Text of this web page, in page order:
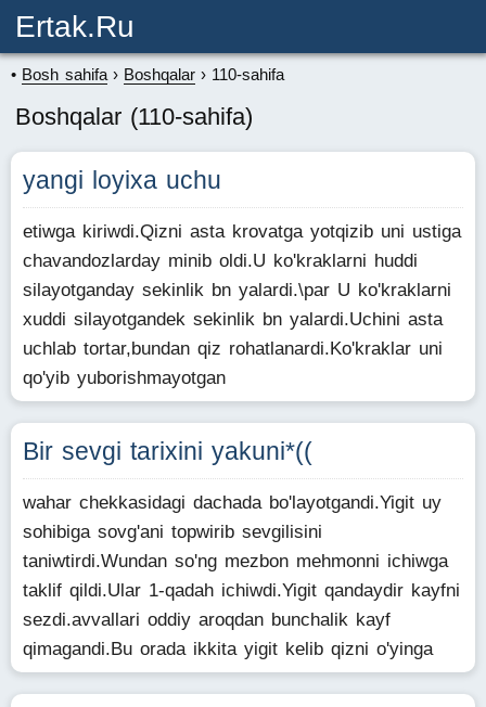
Ertak.ru
Bosh sahifa Boshqalar 110-sahifa
Boshqalar (110-sahifa)
yangi loyixa uchu
etiwga kiriwdi.Qizni asta krovatga yotqizib uni ustiga
chavandozlarday minib oldi.U ko'kraklarni huddi
silayotganday sekinlik bn yalardi.\par U ko'kraklarni
xuddi silayotgandek sekinlik bn yalardi.Uchini asta
uchlab tortar,bundan qiz rohatlanardi.Ko'kraklar uni
qo'yib yuborishmayotgan
Bir sevgi tarixini yakuni*((
wahar chekkasidagi dachada bo'layotgandi.Yigit uy
sohibiga sovg'ani topwirib sevgilisini
taniwtirdi.Wundan so'ng mezbon mehmonni ichiwga
taklif qildi.Ular 1-qadah ichiwdi.Yigit qandaydir kayfni
sezdi.avvallari oddiy aroqdan bunchalik kayf
qimagandi.Bu orada ikkita yigit kelib qizni o'yinga